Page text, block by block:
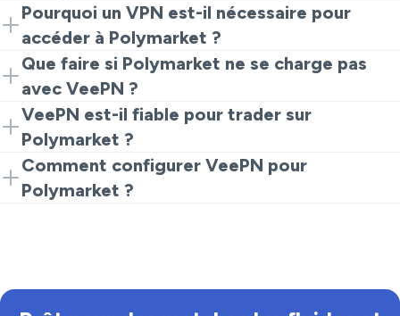
Oui, VeePN vous permet de vous connecter à
Polymarket en toute sécurité, contournant les
restrictions régionales.
Pourquoi un VPN est-il nécessaire pour
accéder à Polymarket ?
Un VPN cache votre adresse IP, garantissant que vos
activités de trading sont sécurisées et anonymes.
Que faire si Polymarket ne se charge pas
avec VeePN ?
Essayez de changer l'emplacement du serveur, de
vider les cookies de votre navigateur, ou de redémarrer
votre appareil.
VeePN est-il fiable pour trader sur
Polymarket ?
Absolument ! Avec des vitesses rapides et une
politique sans journaux, c'est un choix de confiance
pour les traders.
Comment configurer VeePN pour
Polymarket ?